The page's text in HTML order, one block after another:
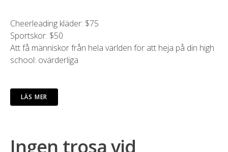
Cheerleading kläder: $75
Sportskor: $50
Att få människor från hela världen för att heja på din high
school: ovärderliga
LÄS MER
Ingen trosa vid